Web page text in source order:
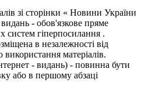
зі сторінки « Новини України
видань - обов'язкове пряме
систем гіперпосилання .
в незалежності від
матеріалів.
- видань) - повинна бути
або в першому абзаці